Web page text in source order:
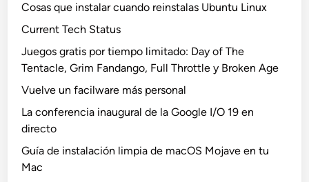
Cosas que instalar cuando reinstalas Ubuntu Linux
Current Tech Status
Juegos gratis por tiempo limitado: Day of The
Tentacle, Grim Fandango, Full Throttle y Broken Age
Vuelve un facilware más personal
La conferencia inaugural de la Google I/O 19 en
directo
Guía de instalación limpia de macOS Mojave en tu
Mac